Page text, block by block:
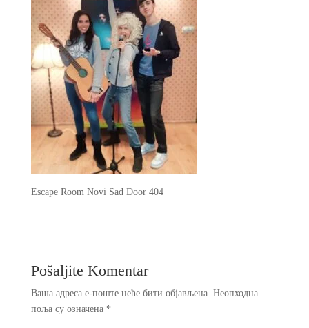
Escape Room Novi Sad Door 404
Pošaljite Komentar
Ваша адреса е-поште неће бити објављена. Неопходна
поља су означена *